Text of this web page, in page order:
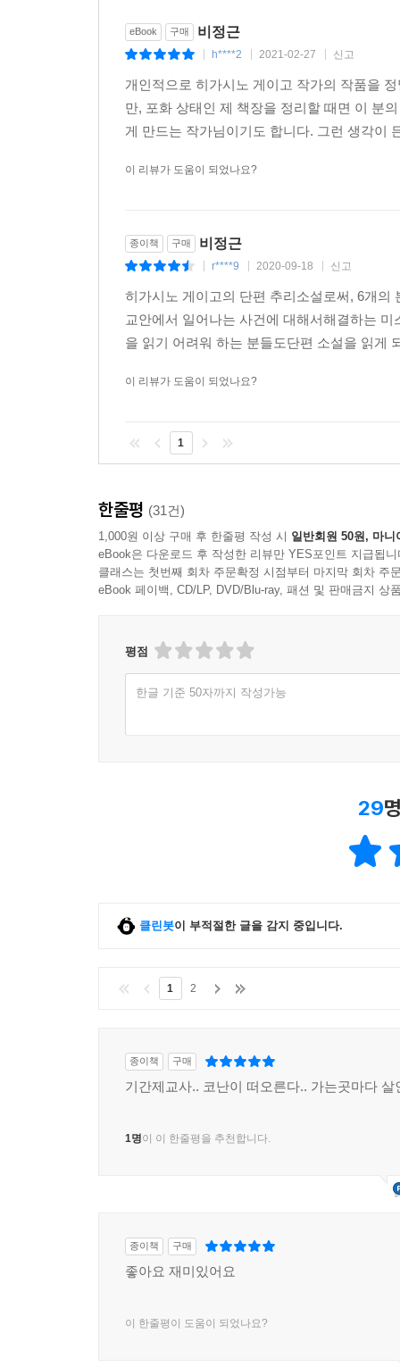
eBook 구매 비정근
h****2 2021-02-27 신고
개인적으로 히가시노 게이고 작가의 작품을
만, 포화 상태인 제 책장을 정리할 때면 이 분
게 만드는 작가님이기도 합니다. 그런 생각이
이 리뷰가 도움이 되었나요?
종이책 구매 비정근
r****9 2020-09-18 신고
히가시노 게이고의 단편 추리소설로써, 6개의
교안에서 일어나는 사건에 대해서해결하는
을 읽기 어려워 하는 분들도단편 소설을 읽게
이 리뷰가 도움이 되었나요?
1
한줄평 (31건)
1,000원 이상 구매 후 한줄평 작성 시 일반회원 50원, 마니
eBook은 다운로드 후 작성한 리뷰만 YES포인트 지급됩니
클래스는 첫번째 회차 주문확정 시점부터 마지막 회차 주
eBook 페이백, CD/LP, DVD/Blu-ray, 패션 및 판매금지 상
평점
한글 기준 50자까지 작성가능
29
클린봇이 부적절한 글을 감지 중입니다.
1 2
종이책 구매
기간제교사.. 코난이 떠오른다.. 가는곳마다 살
1명이 이 한줄평을 추천합니다.
종이책 구매
좋아요 재미있어요
이 한줄평이 도움이 되었나요?